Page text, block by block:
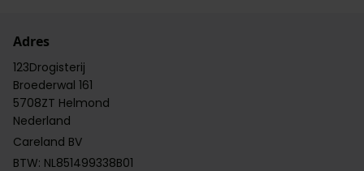
Adres
123Drogisterij
Broederwal 161
5708ZT Helmond
Nederland
Careland BV
BTW: NL851499338B01